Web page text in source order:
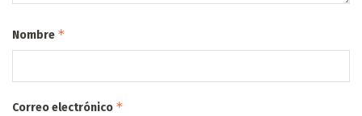
Nombre *
Correo electrónico *